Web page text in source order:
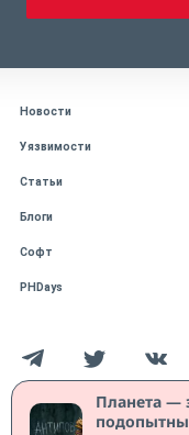
Планета —
Новости
Уязвимости
Статьи
Блоги
Софт
PHDays
Работает на CMS "1С-Битрикс: